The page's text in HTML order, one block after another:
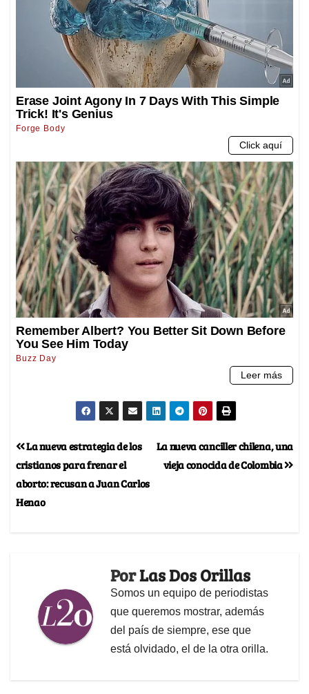
La nueva canciller chilena, una
vieja conocida de Colombia
La nueva estrategia de los
cristianos para frenar el
aborto: recusan a Juan Carlos
Henao
PorLas Dos Orillas
Somos un equipo de periodistas
que queremos mostrar, además
del país de siempre, ese que
está olvidado, el de la otra orilla.